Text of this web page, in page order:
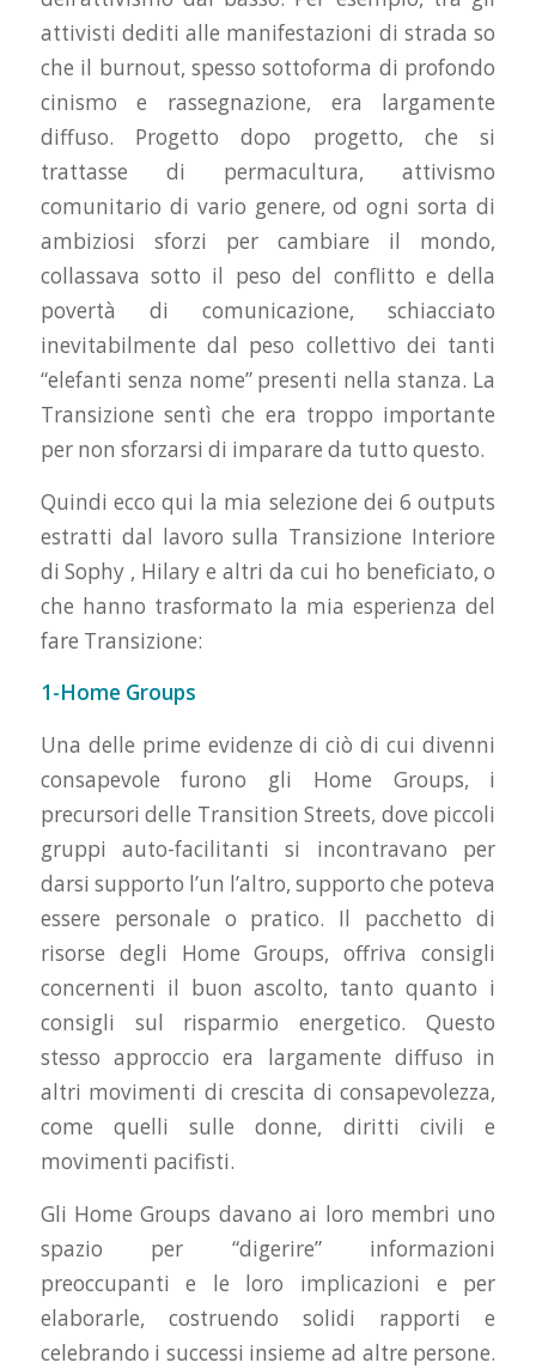
attivisti dediti alle manifestazioni di strada so
che il burnout, spesso sottoforma di profondo
cinismo e rassegnazione, era largamente
diffuso. Progetto dopo progetto, che si
trattasse di permacultura, attivismo
comunitario di vario genere, od ogni sorta di
ambiziosi sforzi per cambiare il mondo,
collassava sotto il peso del conflitto e della
povertà di comunicazione, schiacciato
inevitabilmente dal peso collettivo dei tanti
“elefanti senza nome” presenti nella stanza. La
Transizione sentì che era troppo importante
per non sforzarsi di imparare da tutto questo.
Quindi ecco qui la mia selezione dei 6 outputs
estratti dal lavoro sulla Transizione Interiore
di Sophy , Hilary e altri da cui ho beneficiato, o
che hanno trasformato la mia esperienza del
fare Transizione:
1-Home Groups
Una delle prime evidenze di ciò di cui divenni
consapevole furono gli Home Groups, i
precursori delle Transition Streets, dove piccoli
gruppi auto-facilitanti si incontravano per
darsi supporto l’un l’altro, supporto che poteva
essere personale o pratico. Il pacchetto di
risorse degli Home Groups, offriva consigli
concernenti il buon ascolto, tanto quanto i
consigli sul risparmio energetico. Questo
stesso approccio era largamente diffuso in
altri movimenti di crescita di consapevolezza,
come quelli sulle donne, diritti civili e
movimenti pacifisti.
Gli Home Groups davano ai loro membri uno
spazio per “digerire” informazioni
preoccupanti e le loro implicazioni e per
elaborarle, costruendo solidi rapporti e
celebrando i successi insieme ad altre persone.